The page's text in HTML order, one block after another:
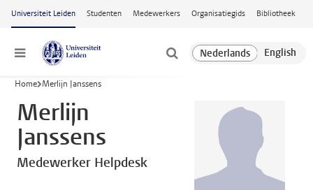
Ga naar hoofdinhoud
Universiteit Leiden Studenten Medewerkers Organisatiegids Bibliotheek
Menu
Home Merlijn Janssens
Merlijn
Janssens
Medewerker Helpdesk